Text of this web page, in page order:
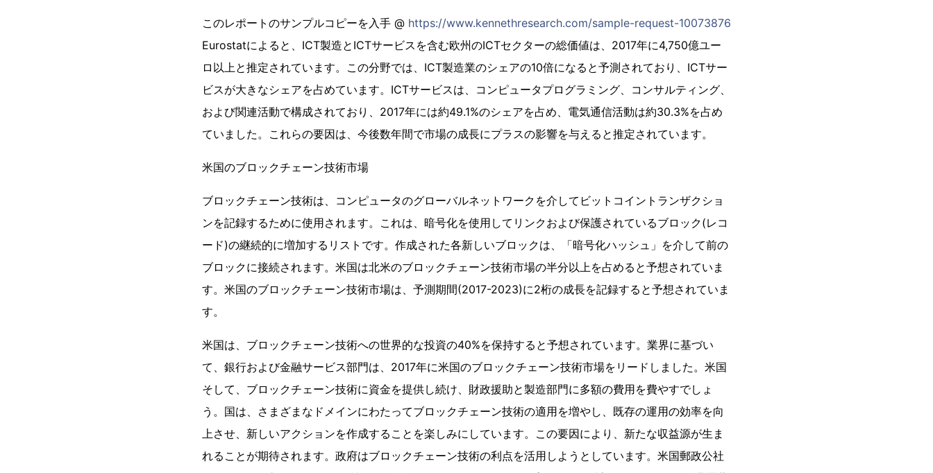
このレポートのサンプルコピーを入手 @ https://www.kennethresearch.com/sample-request-10073876
Eurostatによると、ICT製造とICTサービスを含む欧州のICTセクターの総価値は、2017年に4,750億ユー
ロ以上と推定されています。この分野では、ICT製造業のシェアの10倍になると予測されており、ICTサー
ビスが大きなシェアを占めています。ICTサービスは、コンピュータプログラミング、コンサルティング、
および関連活動で構成されており、2017年には約49.1%のシェアを占め、電気通信活動は約30.3%を占め
ていました。これらの要因は、今後数年間で市場の成長にプラスの影響を与えると推定されています。
米国のブロックチェーン技術市場
ブロックチェーン技術は、コンピュータのグローバルネットワークを介してビットコイントランザクショ
ンを記録するために使用されます。これは、暗号化を使用してリンクおよび保護されているブロック(レコ
ード)の継続的に増加するリストです。作成された各新しいブロックは、「暗号化ハッシュ」を介して前の
ブロックに接続されます。米国は北米のブロックチェーン技術市場の半分以上を占めると予想されていま
す。米国のブロックチェーン技術市場は、予測期間(2017-2023)に2桁の成長を記録すると予想されていま
す。
米国は、ブロックチェーン技術への世界的な投資の40%を保持すると予想されています。業界に基づい
て、銀行および金融サービス部門は、2017年に米国のブロックチェーン技術市場をリードしました。米国
そして、ブロックチェーン技術に資金を提供し続け、財政援助と製造部門に多額の費用を費やすでしょ
う。国は、さまざまなドメインにわたってブロックチェーン技術の適用を増やし、既存の運用の効率を向
上させ、新しいアクションを作成することを楽しみにしています。この要因により、新たな収益源が生ま
れることが期待されます。政府はブロックチェーン技術の利点を活用しようとしています。米国郵政公社